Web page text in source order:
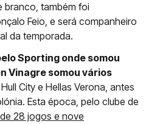
branco, também foi
Feio, e será companheiro
da temporada.
Sporting onde somou
Vinagre somou vários
City e Hellas Verona, antes
Esta época, pelo clube de
28 jogos e nove